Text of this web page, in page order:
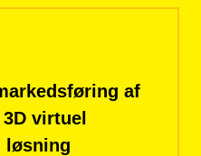
af
virtuel
løsning